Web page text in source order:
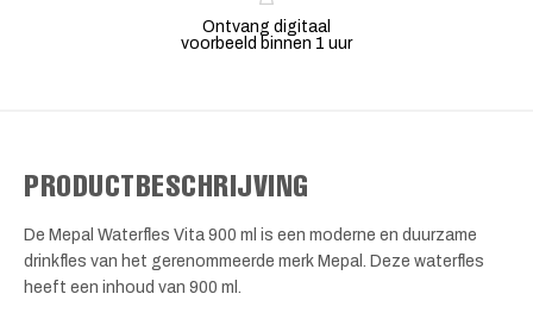
Ontvang digitaal
voorbeeld binnen 1 uur
PRODUCTBESCHRIJVING
De Mepal Waterfles Vita 900 ml is een moderne en duurzame
drinkfles van het gerenommeerde merk Mepal. Deze waterfles
heeft een inhoud van 900 ml.